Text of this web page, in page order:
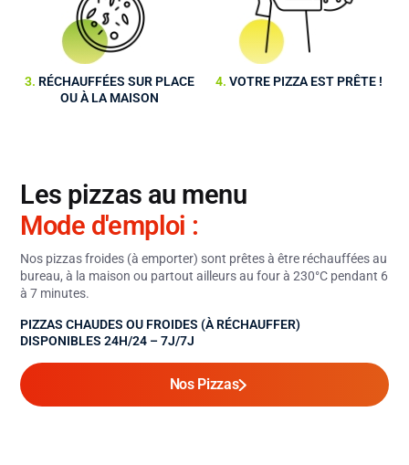
3. RÉCHAUFFÉES SUR PLACE
OU À LA MAISON
4. VOTRE PIZZA EST PRÊTE !
Les pizzas au menu
Mode d'emploi :
PIZZAS CHAUDES OU FROIDES (À RÉCHAUFFER)
DISPONIBLES 24H/24 – 7J/7J
Nos Pizzas
Nos pizzas froides (à emporter) sont prêtes à être réchauffées au
bureau, à la maison ou partout ailleurs au four à 230°C pendant 6
à 7 minutes.